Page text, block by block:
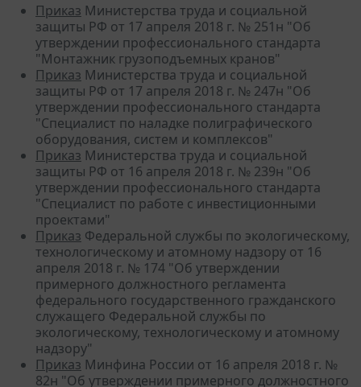
Приказ Министерства труда и социальной
защиты РФ от 17 апреля 2018 г. № 251н "Об
утверждении профессионального стандарта
"Монтажник грузоподъемных кранов"
Приказ Министерства труда и социальной
защиты РФ от 17 апреля 2018 г. № 247н "Об
утверждении профессионального стандарта
"Специалист по наладке полиграфического
оборудования, систем и комплексов"
Приказ Министерства труда и социальной
защиты РФ от 16 апреля 2018 г. № 239н "Об
утверждении профессионального стандарта
"Специалист по работе с инвестиционными
проектами"
Приказ Федеральной службы по экологическому,
технологическому и атомному надзору от 16
апреля 2018 г. № 174 "Об утверждении
примерного должностного регламента
федерального государственного гражданского
служащего Федеральной службы по
экологическому, технологическому и атомному
надзору"
Приказ Минфина России от 16 апреля 2018 г. №
82н "Об утверждении примерного должностного